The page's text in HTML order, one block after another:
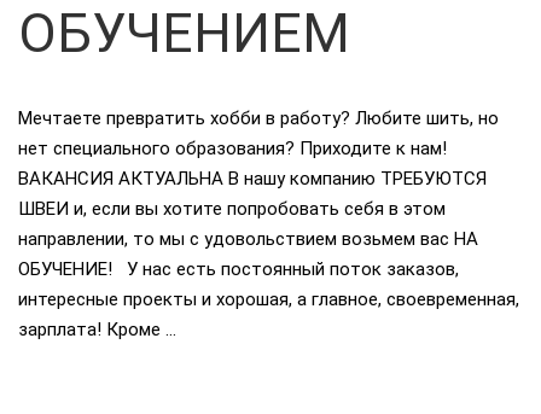
ОБУЧЕНИЕМ
Мечтаете превратить хобби в работу? Любите шить, но
нет специального образования? Приходите к нам!
ВАКАНСИЯ АКТУАЛЬНА В нашу компанию ТРЕБУЮТСЯ
ШВЕИ и, если вы хотите попробовать себя в этом
направлении, то мы с удовольствием возьмем вас НА
ОБУЧЕНИЕ! У нас есть постоянный поток заказов,
интересные проекты и хорошая, а главное, своевременная,
зарплата! Кроме …